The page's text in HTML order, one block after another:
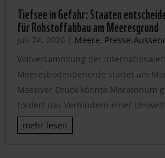
Tiefsee in Gefahr: Staaten
für Rohstoffabbau am Meeresgrund
Juli 24, 2026 | Meere, Presse-
Vollversammlung der internationalen
Meeresbodenbehörde startet am
Massiver Druck könnte Moratorium
fordert das Verhindern einer
mehr lesen